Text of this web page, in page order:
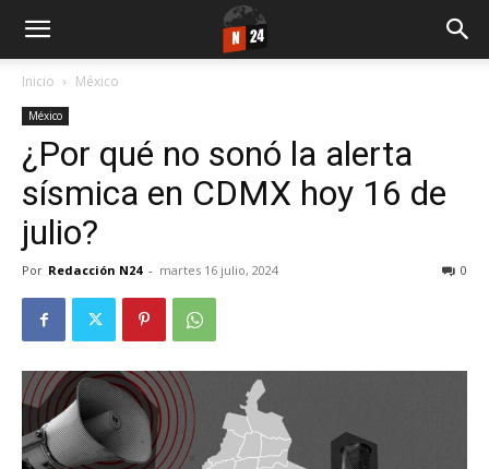
Inicio México
México
¿Por qué no sonó la alerta
sísmica en CDMX hoy 16 de
julio?
Por Redacción N24 - martes 16 julio, 2024 0